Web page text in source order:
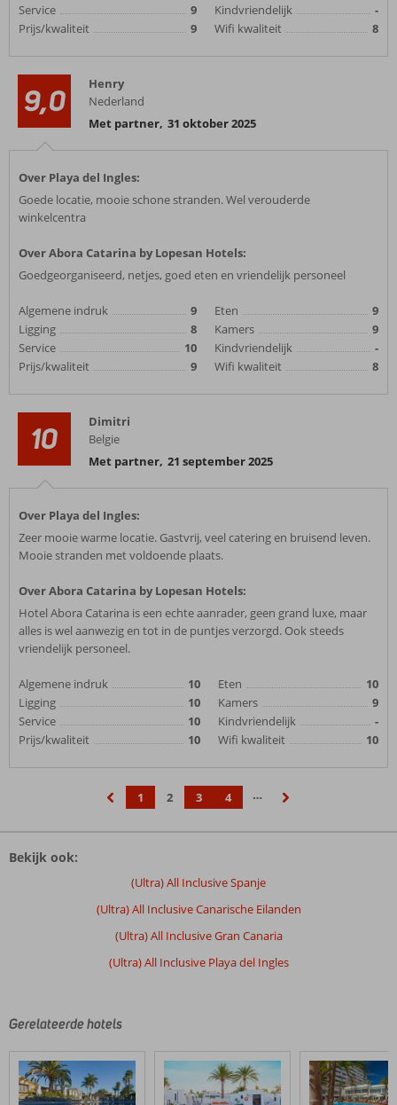
Service
9
Prijs/kwaliteit
9
Kindvriendelijk
-
Wifi kwaliteit
8
9,0
Henry
Nederland
Met partner, 31 oktober 2025
Over Playa del Ingles:
Goede locatie, mooie schone stranden. Wel verouderde
winkelcentra
Over Abora Catarina by Lopesan Hotels:
Goedgeorganiseerd, netjes, goed eten en vriendelijk personeel
Algemene indruk
9
Ligging
8
Service
10
Prijs/kwaliteit
9
Eten
9
Kamers
9
Kindvriendelijk
-
Wifi kwaliteit
8
10
Dimitri
Belgie
Met partner, 21 september 2025
Over Playa del Ingles:
Zeer mooie warme locatie. Gastvrij, veel catering en bruisend leven.
Mooie stranden met voldoende plaats.
Over Abora Catarina by Lopesan Hotels:
Hotel Abora Catarina is een echte aanrader, geen grand luxe, maar
alles is wel aanwezig en tot in de puntjes verzorgd. Ook steeds
vriendelijk personeel.
Algemene indruk
10
Ligging
10
Service
10
Prijs/kwaliteit
10
Eten
10
Kamers
9
Kindvriendelijk
-
Wifi kwaliteit
10
1 2 3 4
…
Bekijk ook:
(Ultra) All Inclusive Spanje
(Ultra) All Inclusive Canarische Eilanden
(Ultra) All Inclusive Gran Canaria
(Ultra) All Inclusive Playa del Ingles
Gerelateerde hotels